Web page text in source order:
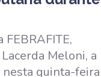
Meloni, a
nesta quinta-feira